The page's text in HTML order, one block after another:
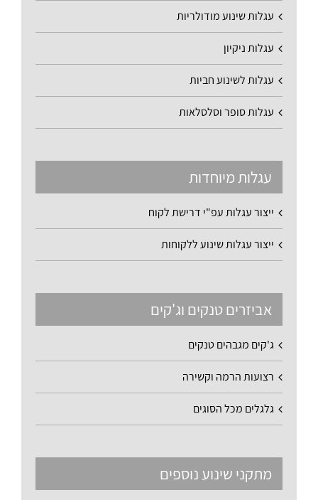
עגלות שינוע מודולריות
עגלות ניקיון
עגלות לשינוע חביות
עגלות סופר וסלסלאות
עגלות מיוחדות
ייצור עגלות עפ"י דרישת לקוח
ייצור עגלות שינוע ללקוחות
אביזרים טנקים וג'קים
ג'קים מגבהים טנקים
רצועות הרמה וקשירה
גלגלים מכל הסוגים
מתקני שינוע נוספים